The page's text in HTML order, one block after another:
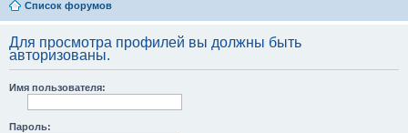
Список форумов
Для просмотра профилей вы должны быть
авторизованы.
Имя пользователя:
Пароль: